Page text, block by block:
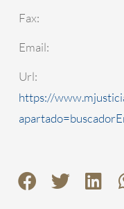
Fax:
Email:
Url:
https://